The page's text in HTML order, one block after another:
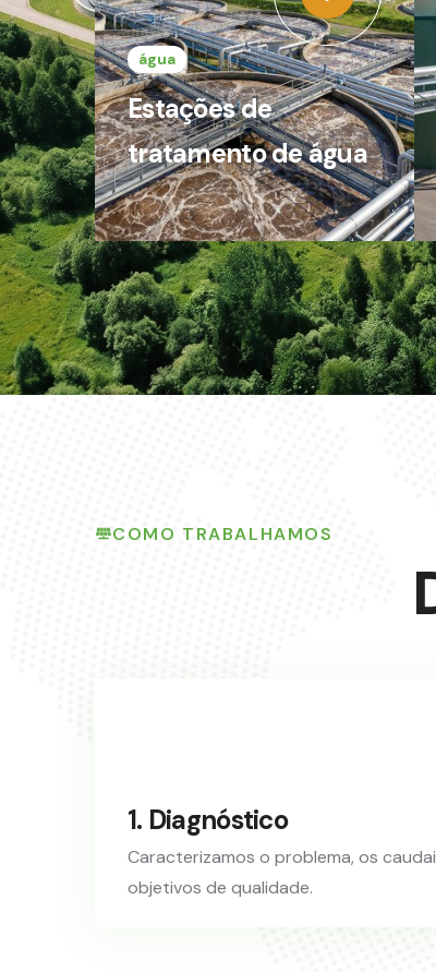
água
Estações de
tratamento de água
COMO TRABALHAMOS
1. Diagnóstico
Caracterizamos o problema, os
objetivos de qualidade.